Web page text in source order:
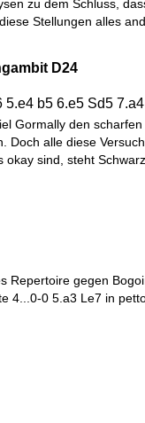
zu dem Schluss,
Stellungen alles
D24
5.e4 b5 6.e5 Sd5 7.a4
Gormally den
Doch alle diese
okay sind, steht
Repertoire gegen
4...0-0 5.a3 Le7 in